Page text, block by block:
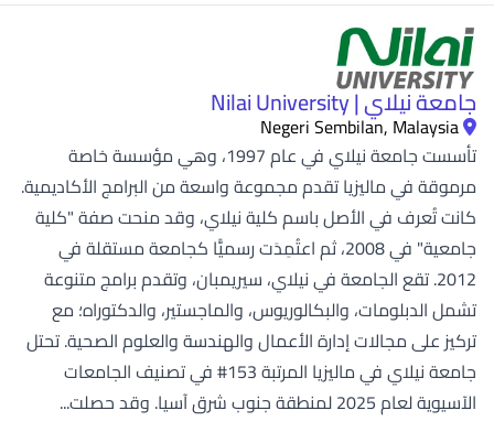
جامعة نيلاي | Nilai University
Negeri Sembilan, Malaysia
تأسست جامعة نيلاي في عام 1997، وهي مؤسسة خاصة
مرموقة في ماليزيا تقدم مجموعة واسعة من البرامج الأكاديمية.
كانت تُعرف في الأصل باسم كلية نيلاي، وقد منحت صفة "كلية
جامعية" في 2008، ثم اعتُمِدَت رسميًّا كجامعة مستقلة في
2012. تقع الجامعة في نيلاي، سيريمبان، وتقدم برامج متنوعة
تشمل الدبلومات، والبكالوريوس، والماجستير، والدكتوراه؛ مع
تركيز على مجالات إدارة الأعمال والهندسة والعلوم الصحية. تحتل
جامعة نيلاي في ماليزيا المرتبة 153# في تصنيف الجامعات
الآسيوية لعام 2025 لمنطقة جنوب شرق آسيا. وقد حصلت...